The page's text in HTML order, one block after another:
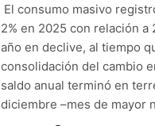
una especialidad clave
por tormentas severas
al abogado libertario
El consumo masivo
2% en 2025 con relación
año en declive, al tiempo
consolidación del cambio
saldo anual terminó en
diciembre –mes de mayor